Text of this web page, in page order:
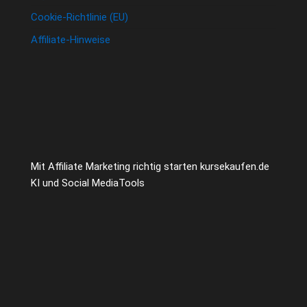
Cookie-Richtlinie (EU)
Affiliate-Hinweise
Mit Affiliate Marketing richtig starten kursekaufen.de
KI und Social MediaTools